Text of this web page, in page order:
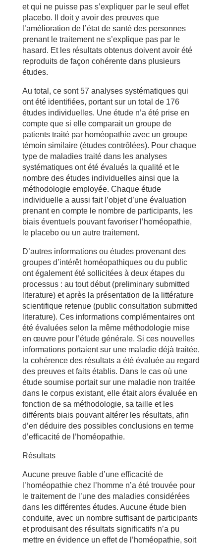
et qui ne puisse pas s’expliquer par le seul effet
placebo. Il doit y avoir des preuves que
l’amélioration de l’état de santé des personnes
prenant le traitement ne s’explique pas par le
hasard. Et les résultats obtenus doivent avoir été
reproduits de façon cohérente dans plusieurs
études.
Au total, ce sont 57 analyses systématiques qui
ont été identifiées, portant sur un total de 176
études individuelles. Une étude n’a été prise en
compte que si elle comparait un groupe de
patients traité par homéopathie avec un groupe
témoin similaire (études contrôlées). Pour chaque
type de maladies traité dans les analyses
systématiques ont été évalués la qualité et le
nombre des études individuelles ainsi que la
méthodologie employée. Chaque étude
individuelle a aussi fait l’objet d’une évaluation
prenant en compte le nombre de participants, les
biais éventuels pouvant favoriser l’homéopathie,
le placebo ou un autre traitement.
D’autres informations ou études provenant des
groupes d’intérêt homéopathiques ou du public
ont également été sollicitées à deux étapes du
processus : au tout début (preliminary submitted
literature) et après la présentation de la littérature
scientifique retenue (public consultation submitted
literature). Ces informations complémentaires ont
été évaluées selon la même méthodologie mise
en œuvre pour l’étude générale. Si ces nouvelles
informations portaient sur une maladie déjà traitée,
la cohérence des résultats a été évaluée au regard
des preuves et faits établis. Dans le cas où une
étude soumise portait sur une maladie non traitée
dans le corpus existant, elle était alors évaluée en
fonction de sa méthodologie, sa taille et les
différents biais pouvant altérer les résultats, afin
d’en déduire des possibles conclusions en terme
d’efficacité de l’homéopathie.
Résultats
Aucune preuve fiable d’une efficacité de
l’homéopathie chez l’homme n’a été trouvée pour
le traitement de l’une des maladies considérées
dans les différentes études. Aucune étude bien
conduite, avec un nombre suffisant de participants
et produisant des résultats significatifs n’a pu
mettre en évidence un effet de l’homéopathie, soit